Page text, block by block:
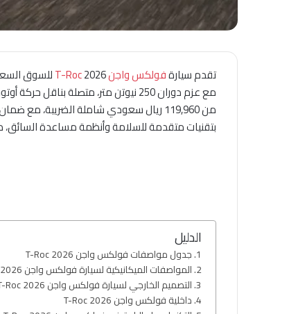
تقدم سيارةفولكس واجن T-Roc
بتقنيات متقدمة للسلامة وأنظمة مساعدة السائق،
الدليل
جدول مواصفات فولكس واجن T-Roc 2026
المواصفات الميكانيكية لسيارة فولكس واجن T-Roc 2026
التصميم الخارجي لسيارة فولكس واجن T-Roc 2026
داخلية فولكس واجن T-Roc 2026